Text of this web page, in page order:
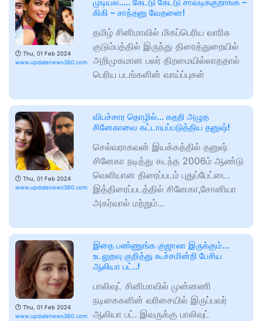
🕑 Thu, 01 Feb 2024
www.updatenews360.com
முடியல….. கேட்டு கேட்டு சாவடிக்குறாங்க –
கிகி – சாந்தனு வேதனை!
தமிழ் சினிமாவில் மிகப்பெரிய வாரிசு
குடும்பத்தில் இருந்து திரைத்துறையில்
அறிமுகமான பலர் திறமையில்லாததால்
பெரிய படங்களின் வாய்ப்புகள்
🕑 Thu, 01 Feb 2024
www.updatenews360.com
விபச்சார தொழில்… கதறி அழுத
சினேகாவை கட்டாயப்படுத்திய தனுஷ்!
செல்வராகவன் இயக்கத்தில் தனுஷ்
சினேகா நடித்து கடந்த 2006ம் ஆண்டு
வெளியான திரைப்படம் புதுப்பேட்டை.
இத்திரைப்படத்தில் சினேகா,சோனியா
அகர்வால் மற்றும்...
🕑 Thu, 01 Feb 2024
www.updatenews360.com
இதை பண்ணுங்க குஜாலா இருக்கும்…
உடலுறவு குறித்து கூச்சமின்றி பேசிய
ஆலியா பட்..!
பாலிவுட் சினிமாவில் முன்னணி
நடிகைகளின் வரிசையில் இருப்பவர்
ஆலியா பட். இவருக்கு பாலிவுட்